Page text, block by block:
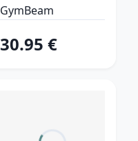
tepláky NEO
GymBeam
30.95 €